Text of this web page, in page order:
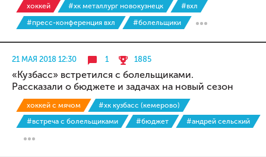
хоккей #хк металлург новокузнецк
#вхл
#пресс-конференция вхл
#болельщики
21 МАЯ 2018 12:30 1 1885
«Кузбасс» встретился с болельщиками.
Рассказали о бюджете и задачах на новый сезон
хоккей с мячом
#хк кузбасс (кемерово)
#встреча с болельщиками
#бюджет #андрей сельский